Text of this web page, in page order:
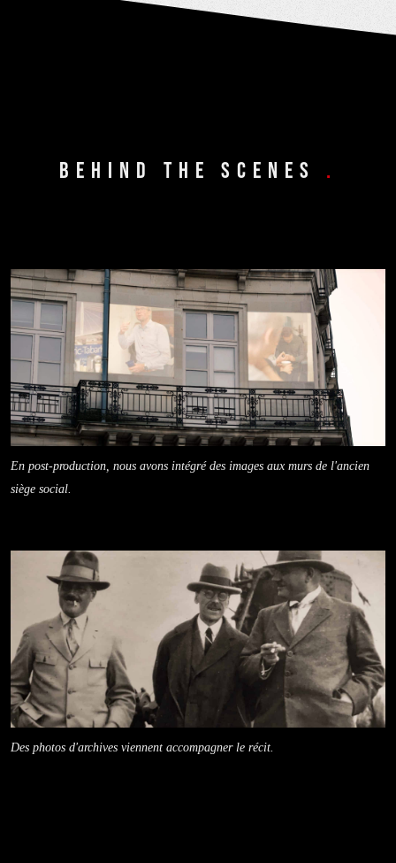
BEHIND THE SCENES .
En post-production, nous avons intégré des images aux murs de l'ancien
siège social.
Des photos d'archives viennent accompagner le récit.